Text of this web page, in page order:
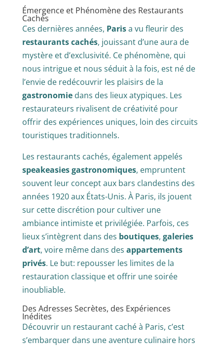
Émergence et Phénomène des Restaurants
Cachés
Ces dernières années, Parisa vu fleurir des
restaurants cachés, jouissant d’une aura de
mystère et d’exclusivité. Ce phénomène, qui
nous intrigue et nous séduit à la fois, est né de
l’envie de redécouvrir les plaisirs de la
gastronomiedans des lieux atypiques. Les
restaurateurs rivalisent de créativité pour
offrir des expériences uniques, loin des circuits
touristiques traditionnels.
Les restaurants cachés, également appelés
speakeasies gastronomiques, empruntent
souvent leur concept aux bars clandestins des
années 1920 aux États-Unis. À Paris, ils jouent
sur cette discrétion pour cultiver une
ambiance intimiste et privilégiée. Parfois, ces
lieux s’intègrent dans des boutiques, galeries
d’art, voire même dans des appartements
privés. Le but: repousser les limites de la
restauration classique et offrir une soirée
inoubliable.
Des Adresses Secrètes, des Expériences
Inédites
Découvrir un restaurant caché à Paris, c’est
s’embarquer dans une aventure culinaire hors